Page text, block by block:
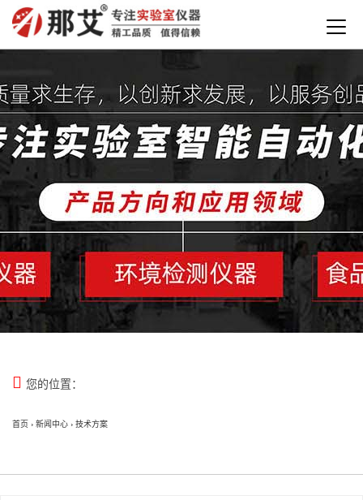
 您的位置：
首页 › 新闻中心 › 技术方案